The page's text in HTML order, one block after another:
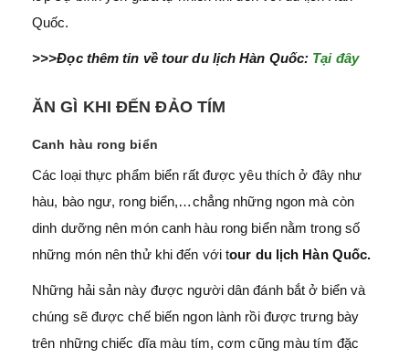
Quốc.
>>>Đọc thêm tin về tour du lịch Hàn Quốc: Tại đây
ĂN GÌ KHI ĐẾN ĐẢO TÍM
Canh hàu rong biển
Các loại thực phẩm biển rất được yêu thích ở đây như
hàu, bào ngư, rong biển,…chẳng những ngon mà còn
dinh dưỡng nên món canh hàu rong biển nằm trong số
những món nên thử khi đến với tour du lịch Hàn Quốc.
Những hải sản này được người dân đánh bắt ở biển và
chúng sẽ được chế biến ngon lành rồi được trưng bày
trên những chiếc dĩa màu tím, cơm cũng màu tím đặc